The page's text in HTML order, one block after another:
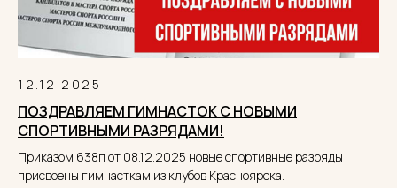
12.12.2025
ПОЗДРАВЛЯЕМ ГИМНАСТОК С НОВЫМИ
СПОРТИВНЫМИ РАЗРЯДАМИ!
Приказом 638п от 08.12.2025 новые спортивные разряды
присвоены гимнасткам из клубов Красноярска.